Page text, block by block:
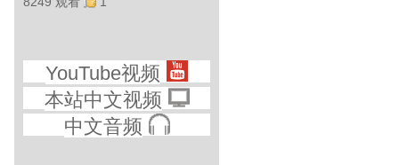
YouTube视频
本站中文视频
中文音频